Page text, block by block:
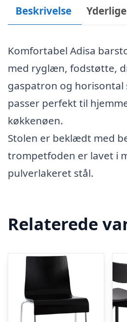
Beskrivelse
Komfortabel Adisa
med ryglæn, fodstøtte,
gaspatron og horisontal
passer perfekt til
køkkenøen.
Stolen er beklædt med
trompetfoden er lavet i
pulverlakeret stål.
Relaterede